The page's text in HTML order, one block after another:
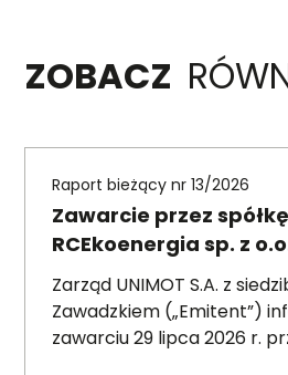
ZOBACZ
Raport bieżący nr 13/2026
Zawarcie przez
RCEkoenergia sp. z
wieloletniej na
miasta Czechowice-
Zarząd UNIMOT S.A. z
Zawadzkiem („Emitent”)
zawarciu 29 lipca 2026 r.